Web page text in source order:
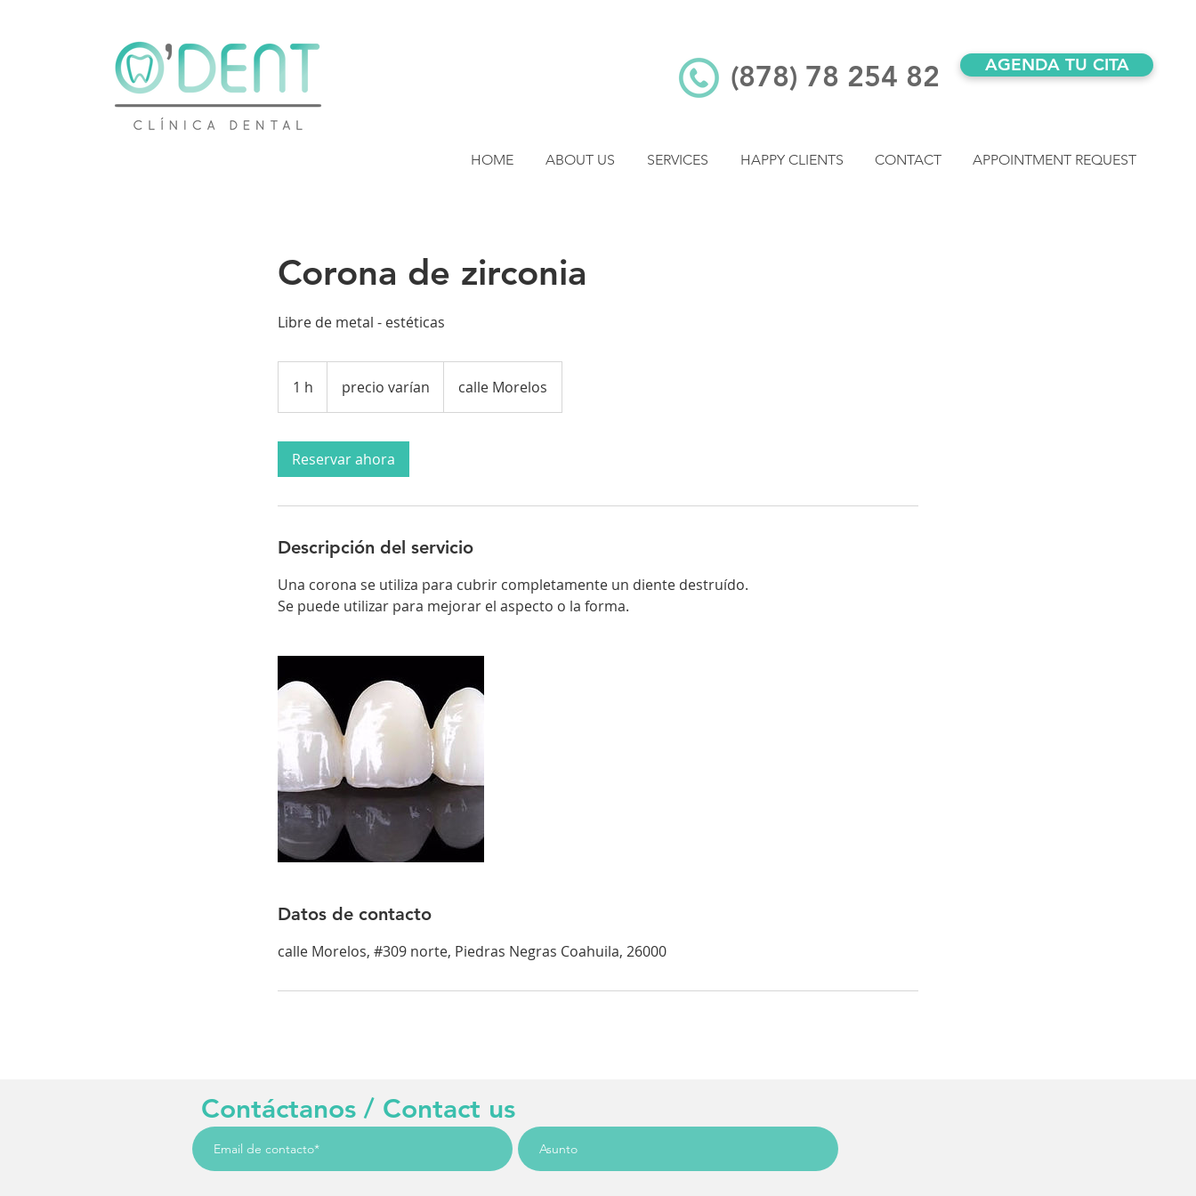
(878) 78 254 82
Corona de zirconia
Libre de metal - estéticas
1 h precio varían calle Morelos
Reservar ahora
Descripción del servicio
Una corona se utiliza para cubrir completamente un diente destruído.
Datos de contacto
calle Morelos, #309 norte, Piedras Negras Coahuila, 26000
AGENDA TU CITA
HOME ABOUT US SERVICES HAPPY CLIENTS CONTACT APPOINTMENT REQUEST
Contáctanos / Contact us